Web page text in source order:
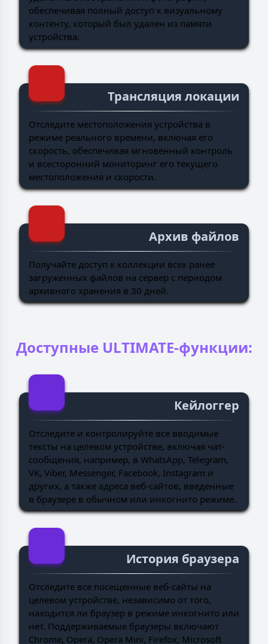
обеспечивая полный доступ к визуальному
контенту, который был удален из памяти
устройства.
Трансляция локации
Отследите местоположения устройства в
режиме реального времени, включая его
скорость, обеспечивая мгновенный контроль
и всесторонний мониторинг его текущего
местоположения и скорости.
Архив файлов
Получайте доступ к коллекции всех ранее
загруженных файлов на сервер с периодом
архивного хранения в 30 дней.
Доступные ULTIMATE-функции:
Кейлоггер
Отследите и контролируйте все вводимые
тексты на целевом устройстве, включая чат-
сообщения, например, в WhatsApp, Telegram,
VK, Viber, Messenger, Facebook, Instagram и
других, а также адреса веб-сайтов, введенные
в браузере в обычном или инкогнито режиме.
История браузера
Отследите все посещенные веб-сайты на
целевом устройстве, независимо от того,
находится ли браузер в режиме инкогнито или
нет. Поддерживаемые браузеры включают
Chrome, Opera, Opera Mini, Firefox, Microsoft